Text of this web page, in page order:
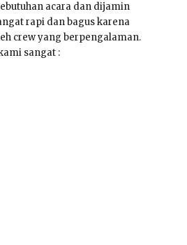
acara dan dijamin
rapi dan bagus karena
crew yang berpengalaman.
sangat :